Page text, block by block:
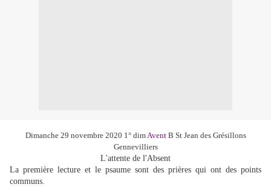
Dimanche 29 novembre 2020 1° dimAvent B St Jean des Grésillons
Gennevilliers
L'attente de l'Absent
La première lecture et le psaume sont des prières qui ont des points
communs.